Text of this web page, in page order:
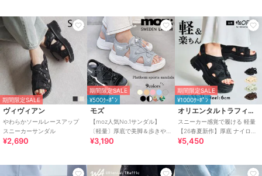
期間限定SALE
ヴィヴィアン
やわらかソールレースアップ
スニーカーサンダル
¥2,690
期間限定SALE
¥500ｸｰﾎﾟﾝ
モズ
【moz人気No.1サンダル】
〔軽量〕厚底で美脚＆歩きや
すい！疲れにくいフィット感
¥3,190
期間限定SALE
¥1000ｸｰﾎﾟﾝ
オリエンタルトラフィック
スニーカー感覚で履ける 軽量
【26春夏新作】厚底 ナイロン
スポーツサンダル /OT3232
¥5,450